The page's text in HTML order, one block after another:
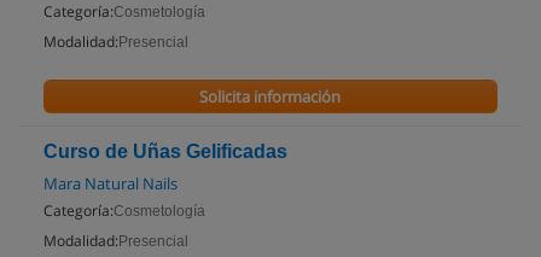
Categoría:Cosmetología
Modalidad: Presencial
Solicita información
Curso de Uñas Gelificadas
Mara Natural Nails
Categoría:Cosmetología
Modalidad: Presencial